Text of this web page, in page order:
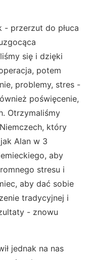
- przerzut do płuca
się i dzięki
potem
problemy, stres -
poświęcenie,
Otrzymaliśmy
który
Alan w 3
aby
stresu i
aby dać sobie
tradycyjnej i
- znowu
jednak na nas